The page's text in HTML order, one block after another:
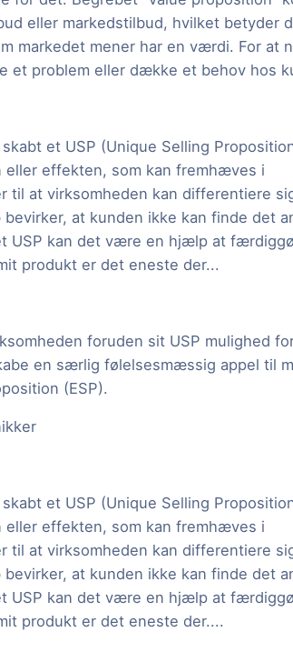
eller markedstilbud, hvilket betyder
markedet mener har en værdi. For at
et problem eller dække et behov hos
et USP (Unique Selling
effekten, som kan fremhæves i
til at virksomheden kan differentiere
at kunden ikke kan finde det
USP kan det være en hjælp at
produkt er det eneste der...
foruden sit USP mulighed
en særlig følelsesmæssig appel til
(ESP).
et USP (Unique Selling
effekten, som kan fremhæves i
til at virksomheden kan differentiere
at kunden ikke kan finde det
USP kan det være en hjælp at
produkt er det eneste der....